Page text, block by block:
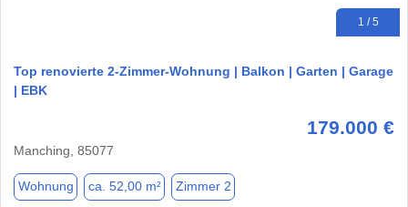
1 / 5
Top renovierte 2-Zimmer-Wohnung | Balkon | Garten | Garage
| EBK
179.000 €
Manching, 85077
Wohnung ca. 52,00 m² Zimmer 2